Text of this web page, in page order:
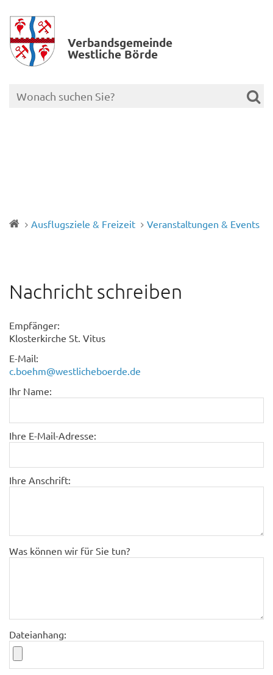
Verbands­gemeinde
Westliche Börde
Ausflugsziele & Freizeit Veranstaltungen & Events
Nachricht schreiben
Empfänger:
Klosterkirche St. Vitus
E-Mail:
c.boehm@westlicheboerde.de
Ihr Name:
Ihre E-Mail-Adresse:
Ihre Anschrift:
Was können wir für Sie tun?
Dateianhang: